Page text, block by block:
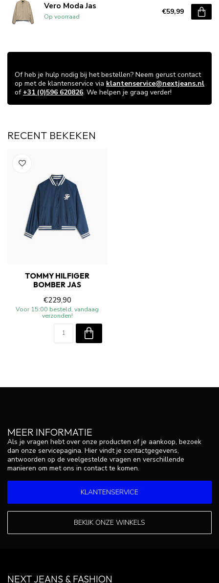
Vero Moda Jas
Op voorraad
€59,99
Of heb je hulp nodig bij het bestellen? Neem gerust contact
op met de klantenservice via klantenservice@nextjeans.nl
of +31 (0)596 620826. We helpen je graag verder!
RECENT BEKEKEN
TOMMY HILFIGER
BOMBER JAS
€229,90
Voor 15:00 besteld, vandaag
verzonden!
MEER INFORMATIE
Als je vragen hebt over onze producten of je aankoop, bezoek
dan onze servicepagina. Hier vindt je contactgegevens,
antwoorden op de veelgestelde vragen en verschillende
manieren om met ons in contact te komen.
KLANTENSERVICE
BEKIJK ONZE WINKELS
NEXT JEANS & FASHION